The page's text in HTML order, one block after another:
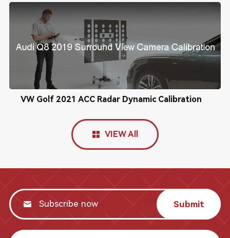
VW Golf 2021 ACC Radar Dynamic Calibration
VIEW All
Submit